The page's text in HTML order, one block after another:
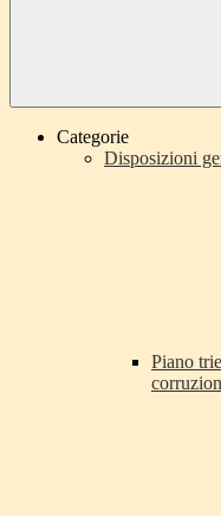
Categorie
Disposizioni
Piano